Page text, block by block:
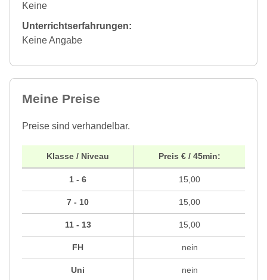
Keine
Unterrichtserfahrungen:
Keine Angabe
Meine Preise
Preise sind verhandelbar.
Klasse / Niveau
1 - 6
7 - 10
11 - 13
FH
Uni
Preis € / 45min:
15,00
15,00
15,00
nein
nein